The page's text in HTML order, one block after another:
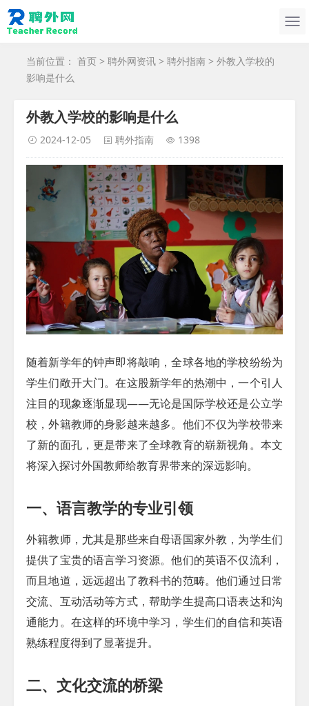
当前位置： 首页 > 聘外网资讯 > 聘外指南 > 外教入学校的
影响是什么
外教入学校的影响是什么
2024-12-05 聘外指南 1398
随着新学年的钟声即将敲响，全球各地的学校纷纷为
学生们敞开大门。在这股新学年的热潮中，一个引人
注目的现象逐渐显现——无论是国际学校还是公立学
校，外籍教师的身影越来越多。他们不仅为学校带来
了新的面孔，更是带来了全球教育的崭新视角。本文
将深入探讨外国教师给教育界带来的深远影响。
一、语言教学的专业引领
外籍教师，尤其是那些来自母语国家外教，为学生们
提供了宝贵的语言学习资源。他们的英语不仅流利，
而且地道，远远超出了教科书的范畴。他们通过日常
交流、互动活动等方式，帮助学生提高口语表达和沟
通能力。在这样的环境中学习，学生们的自信和英语
熟练程度得到了显著提升。
二、文化交流的桥梁